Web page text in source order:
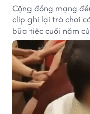
Cộng đồng mạng
clip ghi lại trò chơi
bữa tiệc cuối năm